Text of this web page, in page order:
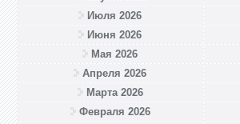
Июля 2026
Июня 2026
Мая 2026
Апреля 2026
Марта 2026
Февраля 2026